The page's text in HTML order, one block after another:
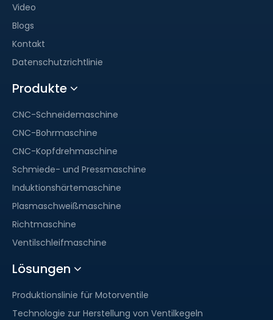
Video
Blogs
Kontakt
Datenschutzrichtlinie
Produkte
CNC-Schneidemaschine
CNC-Bohrmaschine
CNC-Kopfdrehmaschine
Schmiede- und Pressmaschine
Induktionshärtemaschine
Plasmaschweißmaschine
Richtmaschine
Ventilschleifmaschine
Lösungen
Produktionslinie für Motorventile
Technologie zur Herstellung von Ventilkegeln